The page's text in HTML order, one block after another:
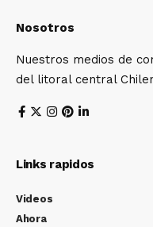
Nosotros
Nuestros medios de
del litoral central
Links rapidos
Videos
Ahora